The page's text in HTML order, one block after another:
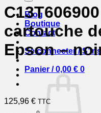
Blog
Boutique
Contact
Se connecter /
Panier /0,00 € 0
cartouche
Epson –
125,96 € TTC